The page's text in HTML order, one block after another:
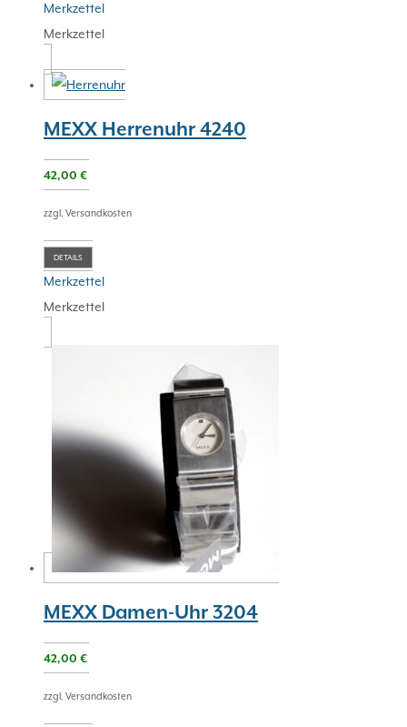
Merkzettel
Merkzettel
MEXX Herrenuhr 4240
42,00 €
zzgl. Versandkosten
DETAILS
Merkzettel
Merkzettel
MEXX Damen-Uhr 3204
42,00 €
zzgl. Versandkosten